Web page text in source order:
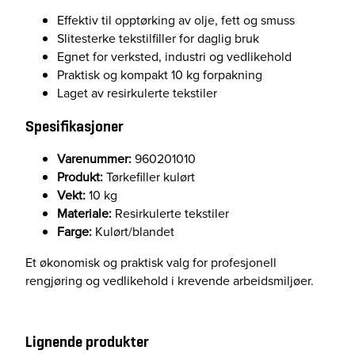
Effektiv til opptørking av olje, fett og smuss
Slitesterke tekstilfiller for daglig bruk
Egnet for verksted, industri og vedlikehold
Praktisk og kompakt 10 kg forpakning
Laget av resirkulerte tekstiler
Spesifikasjoner
Varenummer:960201010
Produkt:Tørkefiller kulørt
Vekt:10 kg
Materiale: Resirkulerte tekstiler
Farge: Kulørt/blandet
Et økonomisk og praktisk valg for profesjonell
rengjøring og vedlikehold i krevende arbeidsmiljøer.
Lignende produkter